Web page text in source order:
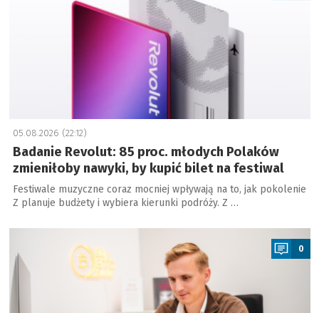
05.08.2026 (22:12)
Badanie Revolut: 85 proc. młodych Polaków
zmieniłoby nawyki, by kupić bilet na festiwal
Festiwale muzyczne coraz mocniej wpływają na to, jak pokolenie
Z planuje budżety i wybiera kierunki podróży. Z …
a
0